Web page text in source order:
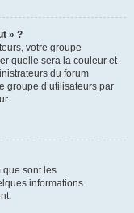
» ?
votre groupe
quelle sera la couleur et
du forum
groupe d’utilisateurs par
que sont les
informations